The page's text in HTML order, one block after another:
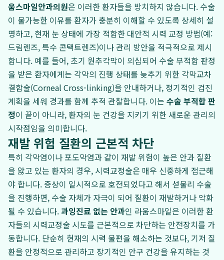
움스마일안과의원은 이러한 환자들을 방치하지 않습니다. 수술
이 불가능한 이유를 환자가 충분히 이해할 수 있도록 상세히 설
명하고, 현재 눈 상태에 가장 적합한 대안적 시력 교정 방법(예:
드림렌즈, 특수 콘택트렌즈)이나 관리 방안을 적극적으로 제시
합니다. 예를 들어, 초기 원추각막이 의심되어 수술 부적합 판정
을 받은 환자에게는 각막의 진행 상태를 늦추기 위한 각막교차
결합술(Corneal Cross-linking)을 안내하거나, 정기적인 검진
계획을 세워 경과를 함께 추적 관찰합니다. 이는 수술 부적합 판
정이 끝이 아니라, 환자의 눈 건강을 지키기 위한 새로운 관리의
시작점임을 의미합니다.
재발 위험 질환의 근본적 차단
특히 각막염이나 포도막염과 같이 재발 위험이 높은 안과 질환
을 앓고 있는 환자의 경우, 시력교정술은 매우 신중하게 접근해
야 합니다. 증상이 일시적으로 호전되었다고 해서 섣불리 수술
을 진행하면, 수술 자체가 자극이 되어 질환이 재발하거나 악화
될 수 있습니다.과잉진료 없는 안과인 라움스마일은 이러한 환
자들의 시력교정술 시도를 근본적으로 차단하는 안전장치를 가
동합니다. 단순히 현재의 시력 불편을 해소하는 것보다, 기저 질
환을 안정적으로 관리하고 장기적인 안구 건강을 유지하는 것